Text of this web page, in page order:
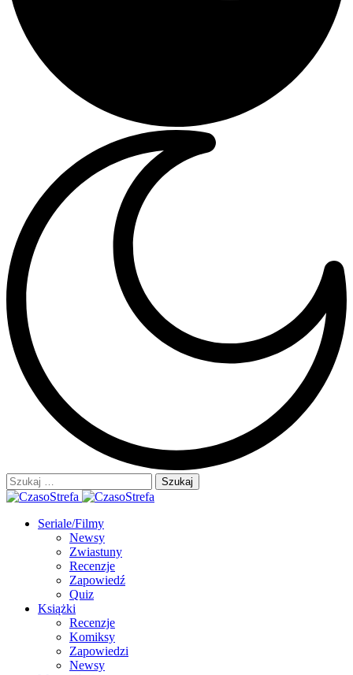
Szukaj:
Seriale/Filmy
Newsy
Zwiastuny
Recenzje
Zapowiedź
Quiz
Książki
Recenzje
Komiksy
Zapowiedzi
Newsy